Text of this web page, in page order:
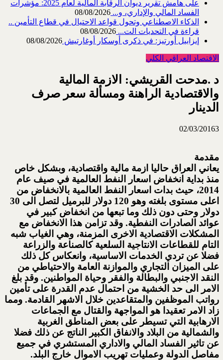
على هامش تقرير ديوان الرقابة المالية لعام 2025: مؤشرات
الفساد المالي والإداري، و... 08/08/2026
الذكاء الاصطناعي وتحول قواعد الاحتيال في قطاع ‏التأمين ..
قراءة في التحديات الت... 08/08/2026
إيزابيل أورتيز: في ذكرى ‏أوسكار أوغارتيش 08/08/2026
الاقتصاد العراقي الكلي
د .مدحت القريشي: الازمة المالية
والاقتصادية الراهنة ومسألة سعر صرف
الدينار
02/03/20163
مقدمة
يعاني العراق حاليا ازمة مالية واقتصادية، وبشكل خاص
منذ بداية انخفاض اسعار النفط العالمية في صيف عام
2014، حيث بدات اسعار النفط العالمية بالانخفاض من
اعلى مستوى بلغته وهو 120 دولار للبرميل لتصل الى 30
دولار وحتى دون ذلك وما تبعها من انخفاض كبير في
عوائد الصادرات النفطية. وقد تزامن هذا الانخفاض مع
المشكلات الاقتصادية الاخرى المزمنة، وهي الغياب شبه
التام للقطاعات الانتاجية السلعية كالصناعة والزراعة
فضلا عن تردي الخدمات الاساسية، وانعكاس كل ذلك
على الميزان التجاري والموازنة العامة والاحتياطي من
النقد الاجنبي والبطالة والفقر وحياة المواطنين. وقد بلغ
الامر الى حد الخشية من احتمال عدم القدرة على تأمين
رواتب الموظفين والمتقاعدين خلال الاشهر القادمة. ومما
زاد الامر تعقيدا هو المواجهة والقتال مع الجماعات
الارهابية التي تسيطر على بعض المناطق الغربية
والشمالية من البلاد والانفاق الكبير الناتج عن ذلك فضلا
عن تاثير الفساد المالي والاداري المستشري في جميع
مفاصل الدولة وعمليات تهريب الاموال خارج البلد.